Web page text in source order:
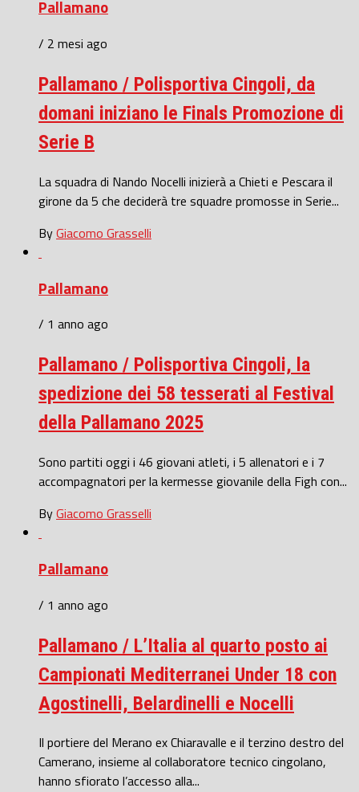
Pallamano
/ 2 mesi ago
Pallamano / Polisportiva Cingoli, da
domani iniziano le Finals Promozione di
Serie B
La squadra di Nando Nocelli inizierà a Chieti e Pescara il
girone da 5 che deciderà tre squadre promosse in Serie...
ByGiacomo Grasselli
Pallamano
/ 1 anno ago
Pallamano / Polisportiva Cingoli, la
spedizione dei 58 tesserati al Festival
della Pallamano 2025
Sono partiti oggi i 46 giovani atleti, i 5 allenatori e i 7
accompagnatori per la kermesse giovanile della Figh con...
ByGiacomo Grasselli
Pallamano
/ 1 anno ago
Pallamano / L’Italia al quarto posto ai
Campionati Mediterranei Under 18 con
Agostinelli, Belardinelli e Nocelli
Il portiere del Merano ex Chiaravalle e il terzino destro del
Camerano, insieme al collaboratore tecnico cingolano,
hanno sfiorato l’accesso alla...